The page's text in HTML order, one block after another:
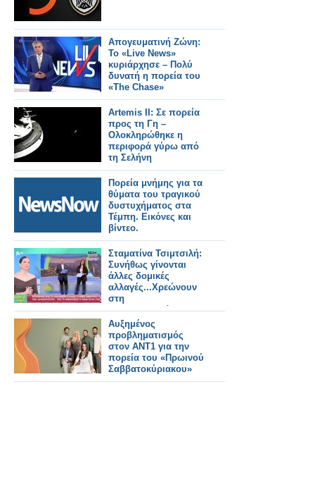
Απογευματινή Ζώνη:
Το «Live News»
κυριάρχησε – Πολύ
δυνατή η πορεία του
«The Chase»
Artemis ΙΙ: Σε πορεία
προς τη Γη –
Ολοκληρώθηκε η
περιφορά γύρω από
τη Σελήνη
Πορεία μνήμης για τα
θύματα του τραγικού
δυστυχήματος στα
Τέμπη. Εικόνες και
βίντεο.
Σταματίνα Τσιμτσιλή:
Συνήθως γίνονται
άλλες δομικές
αλλαγές...Χρεώνουν
στη
συμπαρουσιάστρια
την κακή πορεία της
εκπομπής
Αυξημένος
προβληματισμός
στον ΑΝΤ1 για την
πορεία του «Πρωινού
Σαββατοκύριακου»